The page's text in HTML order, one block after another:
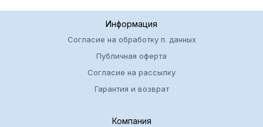
Информация
Согласие на обработку п. данных
Публичная оферта
Согласие на рассылку
Гарантия и возврат
Компания